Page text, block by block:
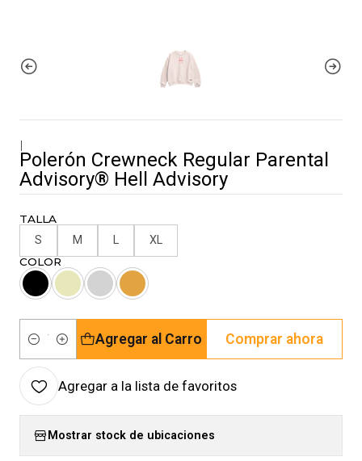
|
Polerón Crewneck Regular Parental
Advisory® Hell Advisory
TALLA
S M L XL
COLOR
Cantidad
Agregar al Carro Comprar ahora
Agregar a la lista de favoritos
Mostrar stock de ubicaciones